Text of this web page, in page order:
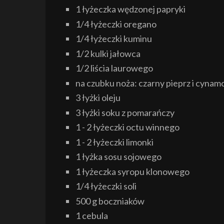
1 łyżeczka wędzonej papryki
1/4 łyżeczki oregano
1/4 łyżeczki kuminu
1/2 kulki jałowca
1/2 liścia laurowego
na czubku noża: czarny pieprz i
3 łyżki oleju
3 łyżki soku z pomarańczy
1 - 2 łyżeczki octu winnego
1 - 2 łyżeczki limonki
1 łyżka sosu sojowego
1 łyżeczka syropu klonowego
1/4 łyżeczki soli
500 g boczniaków
1 cebula